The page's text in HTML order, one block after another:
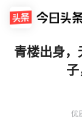
青楼出身
优